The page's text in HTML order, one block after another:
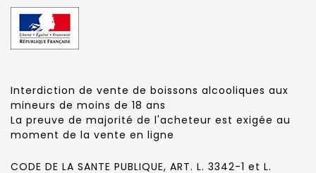
Interdiction de vente de boissons alcooliques aux
mineurs de moins de 18 ans
La preuve de majorité de l'acheteur est exigée au
moment de la vente en ligne
CODE DE LA SANTE PUBLIQUE, ART. L. 3342-1 et L.